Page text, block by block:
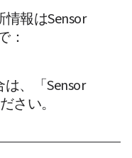
報はSensor
：
、「Sensor
さい。